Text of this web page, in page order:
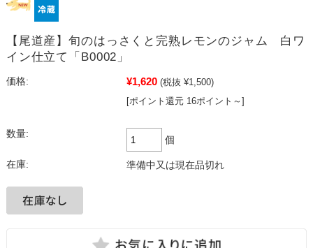
【尾道産】旬のはっさくと完熟レモンのジャム 白ワ
イン仕立て「B0002」
価格: ¥1,620 (税抜 ¥1,500)
[ポイント還元 16ポイント～]
数量:
個
在庫: 準備中又は現在品切れ